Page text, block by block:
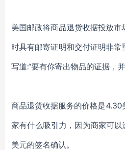
美国邮政将商品退货收据投放
时具有邮寄证明和交付证明非
写道:“要有你寄出物品的证据，
商品退货收据服务的价格是
家有什么吸引力，因为商家可
美元的签名确认。